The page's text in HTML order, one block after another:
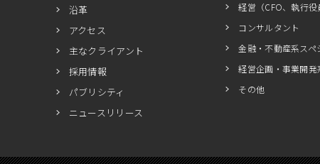
沿革
アクセス
主なクライアント
採用情報
パブリシティ
ニュースリリース
経営（CFO、執行役
コンサルタント
金融・不動産系スペ
経営企画・事業開発
その他